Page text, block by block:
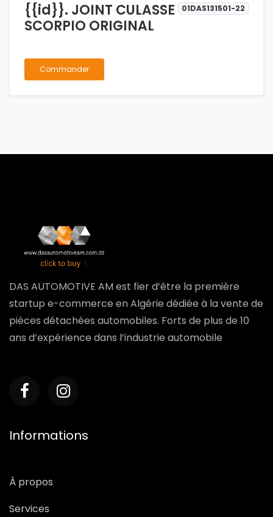
{{id}}. JOINT CULASSE
SCORPIO ORIGINAL
01DAS131501-22
Commander
DAS AUTOMOTIVE AM est fier d’être la première
startup e-commerce en Algérie dédiée à la vente de
pièces détachées automobiles. Forts de plus de 10
ans d’expérience dans l’industrie automobile
Informations
À propos
Services